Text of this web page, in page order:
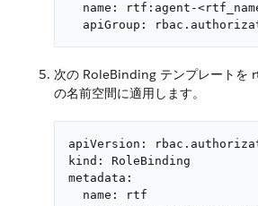
name: rtf:agent-
apiGroup:
次の RoleBinding テンプレートを
の名前空間に適用します。
apiVersion:
kind: RoleBinding
metadata:
  name: rtf